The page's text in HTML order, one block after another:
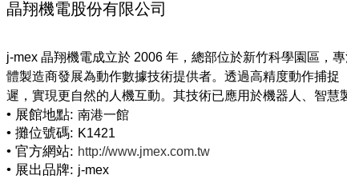
晶翔機電股份有限公司
j-mex 晶翔機電成立於 2006 年，總部位於新竹科學園區，
體製造商發展為動作數據技術提供者。透過高精度動作捕
• 展館地點: 南港一館
• 攤位號碼: K1421
• 官方網站: http://www.jmex.com.tw
• 展出品牌: j-mex